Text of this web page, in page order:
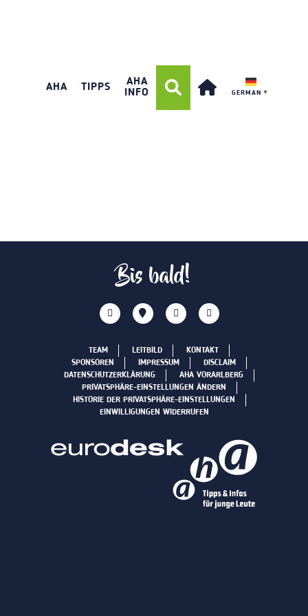
AHA TIPPS
AHA
INFO
GERMAN ▼
Bis bald!
TEAM LEITBILD
KONTAKT
SPONSOREN
IMPRESSUM
DISCLAIM
DATENSCHUTZERKLÄRUNG
AHA VORARLBERG
PRIVATSPHÄRE-EINSTELLUNGEN ÄNDERN
HISTORIE DER PRIVATSPHÄRE-EINSTELLUNGEN
EINWILLIGUNGEN WIDERRUFEN